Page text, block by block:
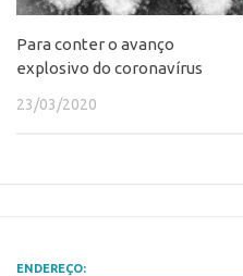
Banco de Patentes
Patentes em Destaque
Para conter o avanço
explosivo do coronavírus
23/03/2020
ENDEREÇO: